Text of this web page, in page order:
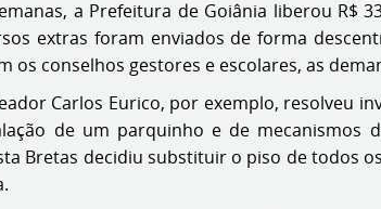
a Prefeitura de Goiânia liberou R$
extras foram enviados de forma
os conselhos gestores e escolares, as
Carlos Eurico, por exemplo, resolveu
de um parquinho e de mecanismos
Bretas decidiu substituir o piso de todos